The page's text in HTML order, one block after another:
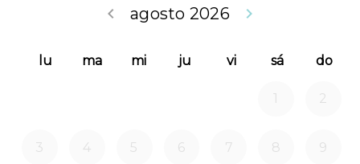
agosto 2026
keyboard_arrow_left Volver julio
keyboard_arrow_right
lu ma mi ju vi sá do
1 2
3 4 5 6 7 8 9